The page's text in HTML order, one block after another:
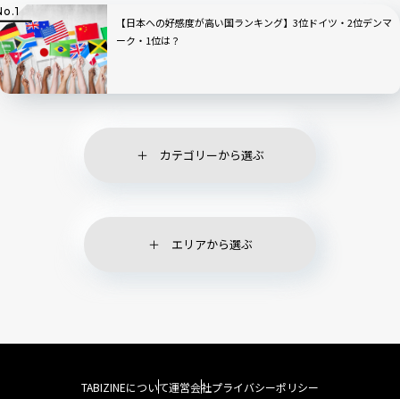
【日本への好感度が高い国ランキング】3位ドイツ・2位デンマ
ーク・1位は？
カテゴリーから選ぶ
エリアから選ぶ
TABIZINEについて運営会社プライバシーポリシー